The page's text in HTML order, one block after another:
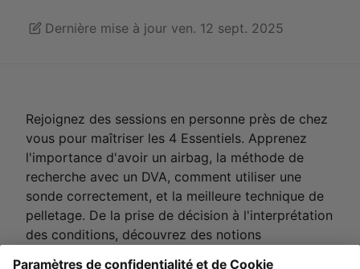
Dernière mise à jour ven. 12 sept. 2025
Rejoignez des sessions en personne près de chez
vous pour maîtriser les 4 Essentiels. Apprenez
l'importance d'avoir un airbag, la méthode de
recherche avec un DVA, comment utiliser une
sonde correctement, et la meilleure technique de
pelletage. De la prise de décision à l'interprétation
des conditions, découvrez des notions